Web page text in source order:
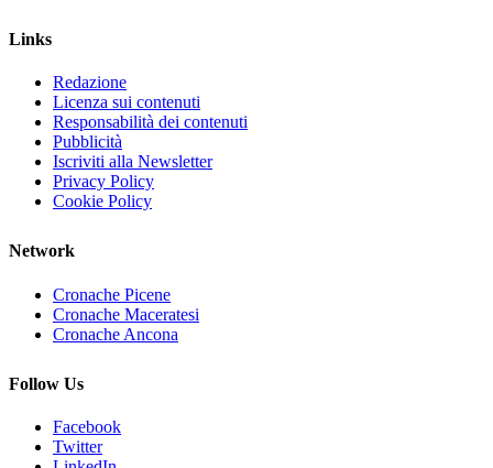
Links
Redazione
Licenza sui contenuti
Responsabilità dei contenuti
Pubblicità
Iscriviti alla Newsletter
Privacy Policy
Cookie Policy
Network
Cronache Picene
Cronache Maceratesi
Cronache Ancona
Follow Us
Facebook
Twitter